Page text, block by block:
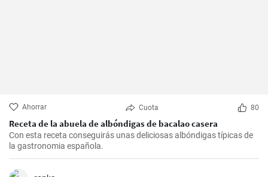
Ahorrar Cuota 80
Receta de la abuela de albóndigas de bacalao casera
Con esta receta conseguirás unas deliciosas albóndigas típicas de
la gastronomia española.